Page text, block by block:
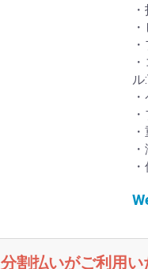
分割払いがご利用い